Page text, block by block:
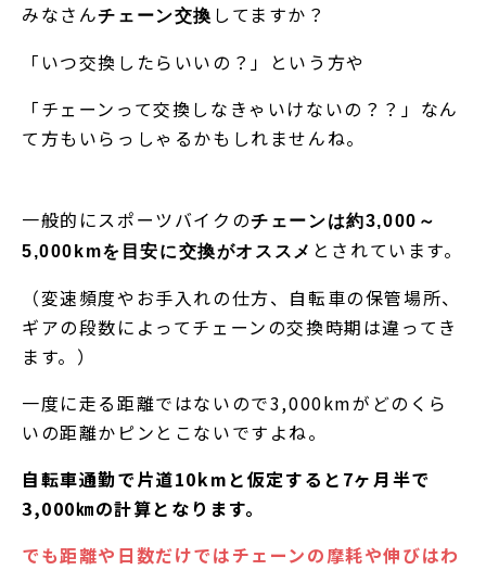
みなさんチェーン交換 してますか？
「いつ交換したらいいの？」という方や
「チェーンって交換しなきゃいけないの？？」なん
て方もいらっしゃるかもしれませんね。
一般的にスポーツバイクのチェーンは約3,000～
5,000kmを目安に交換がオススメ とされています。
（変速頻度やお手入れの仕方、自転車の保管場所、
ギアの段数によってチェーンの交換時期は違ってき
ます。）
一度に走る距離ではないので3,000kmがどのくら
いの距離かピンとこないですよね。
自転車通勤で片道10kmと仮定すると7ヶ月半で
3,000㎞の計算となります。
でも距離や日数だけではチェーンの摩耗や伸びはわ